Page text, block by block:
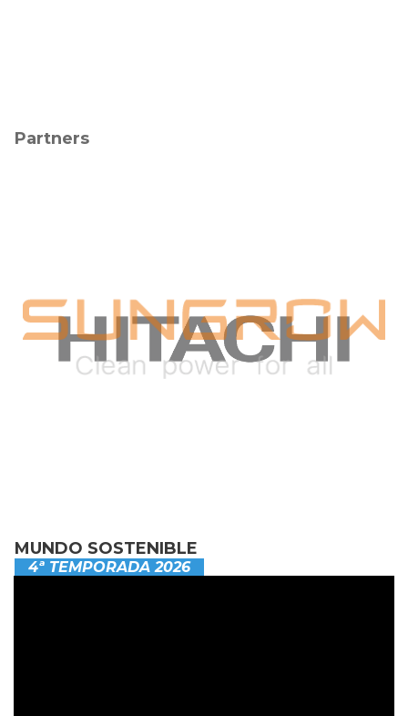
Partners
MUNDO SOSTENIBLE
4ª TEMPORADA 2026